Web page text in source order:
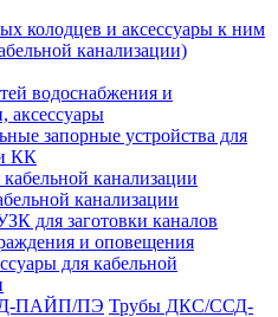
колодцев и аксессуары к ним
канализации)
водоснабжения и
аксессуары
запорные устройства для
КК
канализации
для заготовки каналов
и оповещения
для кабельной
Трубы ДКС/ССД-